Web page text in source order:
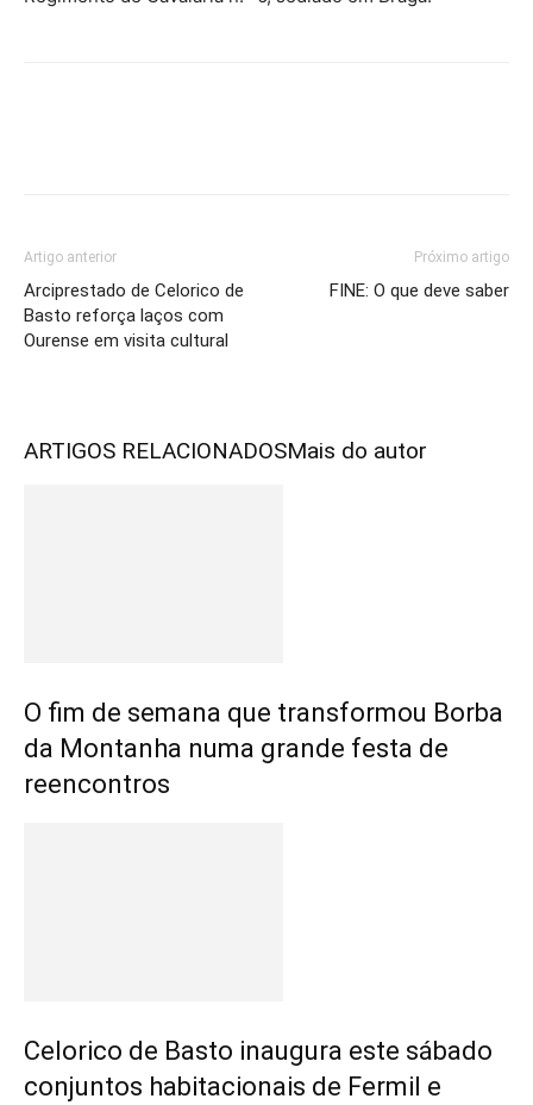
Artigo anterior
Arciprestado de Celorico de
Basto reforça laços com
Ourense em visita cultural
Próximo artigo
FINE: O que deve saber
ARTIGOS RELACIONADOSMais do autor
O fim de semana que transformou Borba
da Montanha numa grande festa de
reencontros
Celorico de Basto inaugura este sábado
conjuntos habitacionais de Fermil e